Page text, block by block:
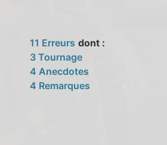
11 Erreurs dont :
3 Tournage
4 Anecdotes
4 Remarques